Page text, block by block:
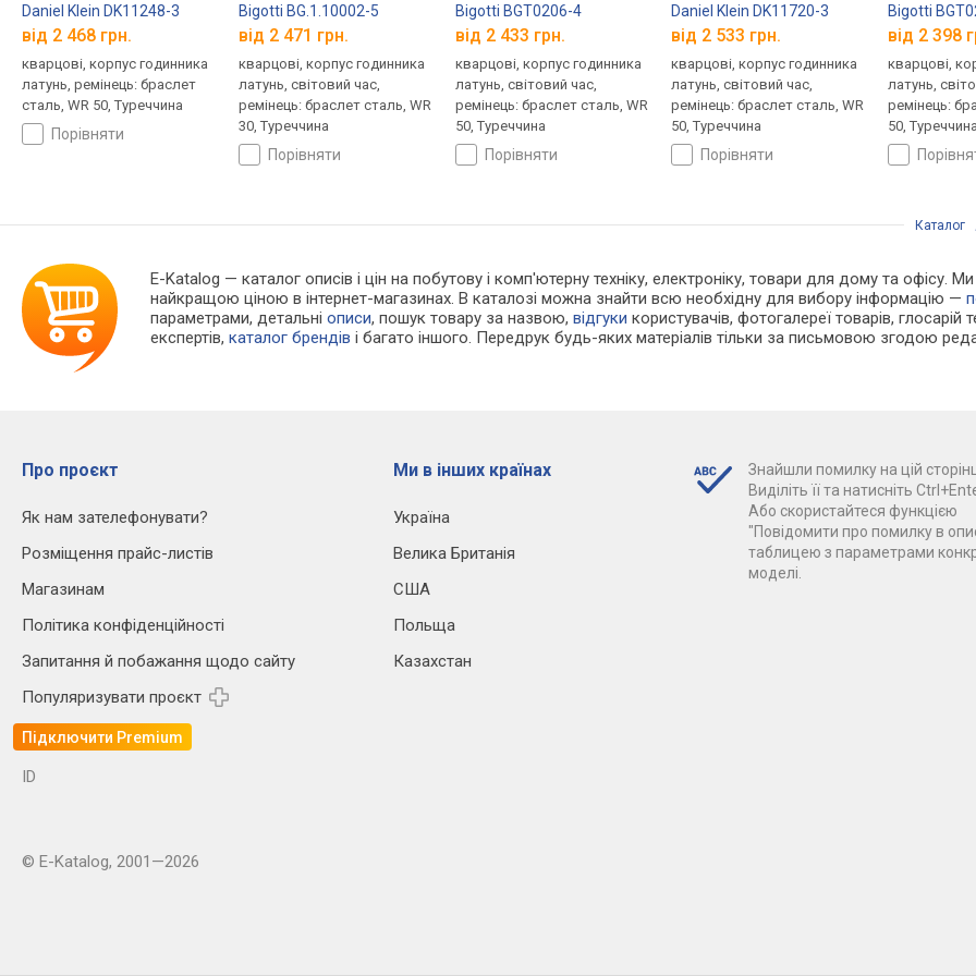
Daniel Klein DK11248-3
від 2 468 грн.
кварцові, корпус годинника
латунь, ремінець: браслет
сталь, WR 50, Туреччина
порівняти
Bigotti BG.1.10002-5
від 2 471 грн.
кварцові, корпус годинника
латунь, світовий час,
ремінець: браслет сталь, WR
30, Туреччина
порівняти
Bigotti BGT0206-4
від 2 433 грн.
кварцові, корпус годинника
латунь, світовий час,
ремінець: браслет сталь, WR
50, Туреччина
порівняти
Daniel Klein DK11720-3
від 2 533 грн.
кварцові, корпус годинника
латунь, світовий час,
ремінець: браслет сталь, WR
50, Туреччина
порівняти
Bigotti
від 2 398
кварцові,
латунь,
ремінець:
50,
Каталог
E-Katalog — каталог описів і цін на побутову і комп'ютерну техніку, електроніку, товари для дому та офісу.
найкращою ціною в інтернет-магазинах. В каталозі можна знайти всю необхідну для вибору інформацію —
параметрами, детальніописи, пошук товару за назвою,відгуки користувачів, фотогалереї товарів, глосарій
експертів,каталог брендів і багато іншого. Передрук будь-яких матеріалів тільки за письмовою згодою
Про проєкт
Як нам зателефонувати?
Розміщення прайс-листів
Магазинам
Політика конфіденційності
Запитання й побажання щодо сайту
Популяризувати проєкт
Підключити Premium
Ми в інших країнах
Україна
Велика Британія
США
Польща
Казахстан
Знайшли помилку на цій
Виділіть її та натисніть
Або скористайтеся функцією
"Повідомити про помилку в
таблицею з параметрами
моделі.
ID
© E-Katalog, 2001—2026